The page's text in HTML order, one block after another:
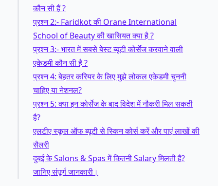
कौन सी हैं ?
प्रश्न 2:- Faridkot की Orane International
School of Beauty की खासियत क्या है ?
प्रश्न 3:- भारत में सबसे बेस्ट ब्यूटी कोर्सेज करवाने वाली
एकेडमी कौन सी है ?
प्रश्न 4: बेहतर करियर के लिए मुझे लोकल एकेडमी चुननी
चाहिए या नेशनल?
प्रश्न 5: क्या इन कोर्सेज के बाद विदेश में नौकरी मिल सकती
है?
एलटीए स्कूल ऑफ ब्यूटी से स्किन कोर्स करें और पाएं लाखों की
सैलरी
दुबई के Salons & Spas में कितनी Salary मिलती है?
जानिए संपूर्ण जानकारी।